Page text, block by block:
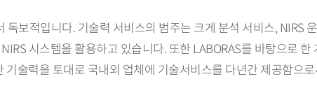
보적입니다. 기술력 서비스의 범주는 크게 분석 서비스, NIRS
시스템을 활용하고 있습니다. 또한 LABORAS를 바탕으로
술력을 토대로 국내외 업체에 기술서비스를 다년간 제공함으